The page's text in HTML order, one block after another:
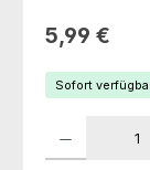
Regulärer Preis:
5,99 €
Sofort